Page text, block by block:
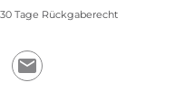
30 Tage Rückgaberecht